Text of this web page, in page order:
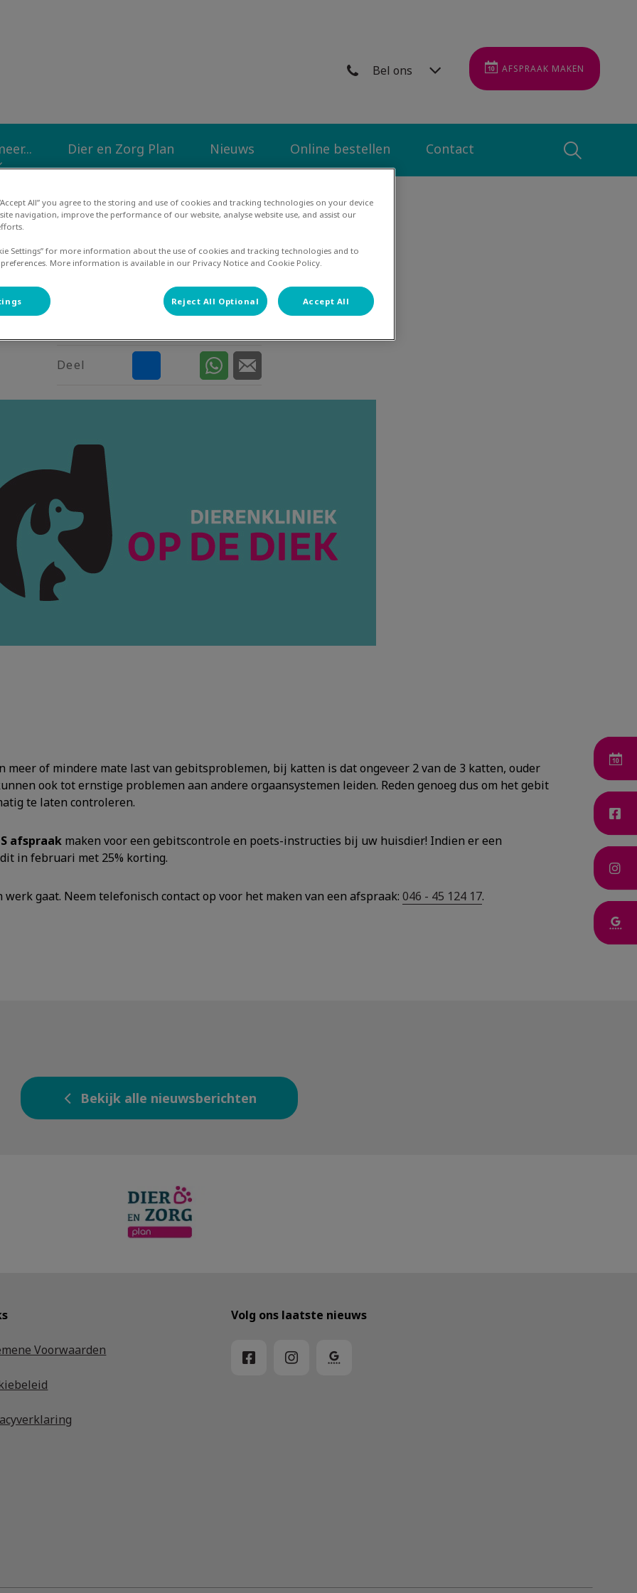
Bel ons AFSPRAAK MAKEN
Dier en Zorg Plan Nieuws Online bestellen Contact
maand van het gebit!
Deel
meer of mindere mate last van gebitsproblemen, bij katten is dat ongeveer 2 van de 3 katten, ouder
ook tot ernstige problemen aan andere orgaansystemen leiden. Reden genoeg dus om het gebit
te laten controleren.
afspraak maken voor een gebitscontrole en poets-instructies bij uw huisdier! Indien er een
in februari met 25% korting.
gaat. Neem telefonisch contact op voor het maken van een afspraak: 046 - 45 124 17.
Bekijk alle nieuwsberichten
Voorwaarden
Volg ons laatste nieuws
All” you agree to the storing and use of cookies and tracking technologies on your device
navigation, improve the performance of our website, analyse website use, and assist our
Settings” for more information about the use of cookies and tracking technologies and to
More information is available in our Privacy Notice and Cookie Policy.
Reject All Optional Accept All